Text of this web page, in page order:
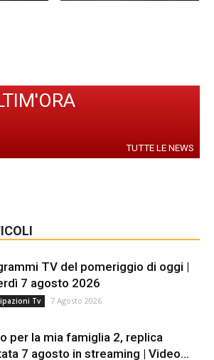
TUTTE LE NEWS
TV del pomeriggio di oggi |
7 agosto 2026
Tv 7 Agosto 2026
per la mia famiglia 2, replica
7 agosto in streaming | Video...